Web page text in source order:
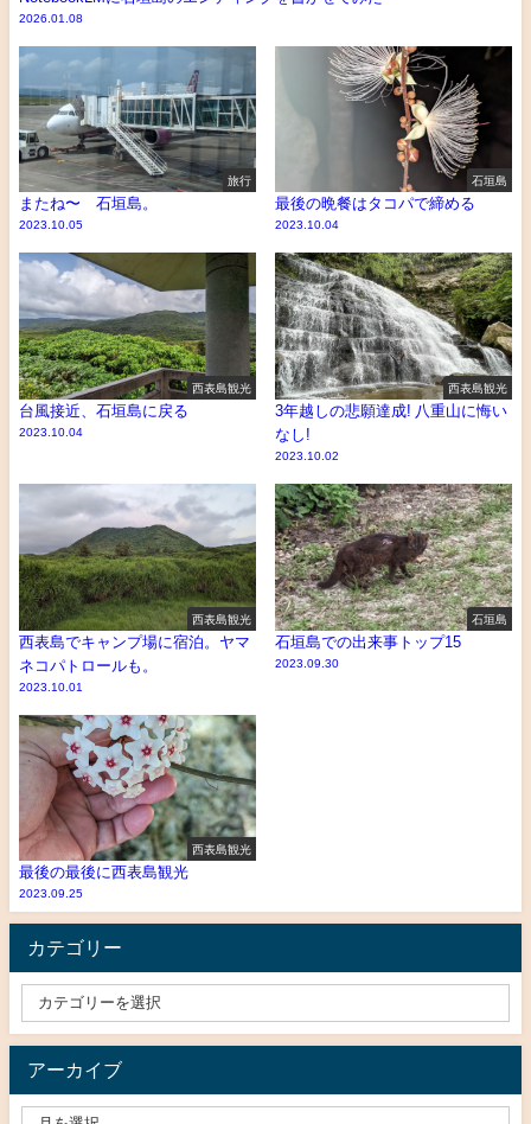
2026.01.08
旅行
またね〜 石垣島。
2023.10.05
石垣島
最後の晩餐はタコパで締める
2023.10.04
西表島観光
台風接近、石垣島に戻る
2023.10.04
西表島観光
3年越しの悲願達成! 八重山に悔い
なし!
2023.10.02
西表島観光
西表島でキャンプ場に宿泊。ヤマ
ネコパトロールも。
2023.10.01
石垣島
石垣島での出来事トップ15
2023.09.30
西表島観光
最後の最後に西表島観光
2023.09.25
カテゴリー
アーカイブ